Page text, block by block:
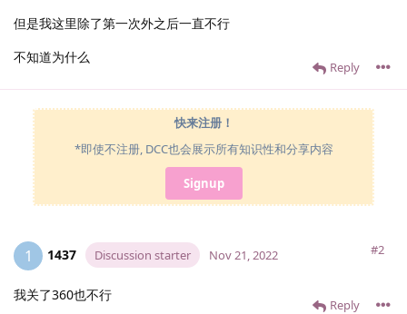
但是我这里除了第一次外之后一直不行
不知道为什么
Reply
快来注册！
*即使不注册, DCC也会展示所有知识性和分享内容
Signup
1 1437 Discussion starter #2
Nov 21, 2022
我关了360也不行
Reply